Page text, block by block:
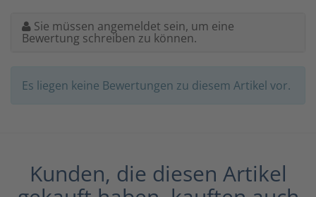
Sie müssen angemeldet sein, um eine
Bewertung schreiben zu können.
Es liegen keine Bewertungen zu diesem Artikel vor.
Kunden, die diesen Artikel